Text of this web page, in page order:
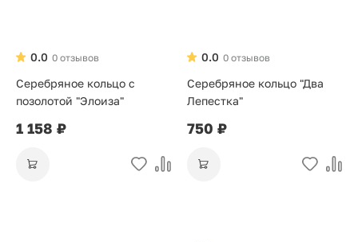
0 отзывов
0.0
Серебряное кольцо с
позолотой "Элоиза"
1 158 ₽
0 отзывов
0.0
Серебряное кольцо "Два
Лепестка"
750 ₽